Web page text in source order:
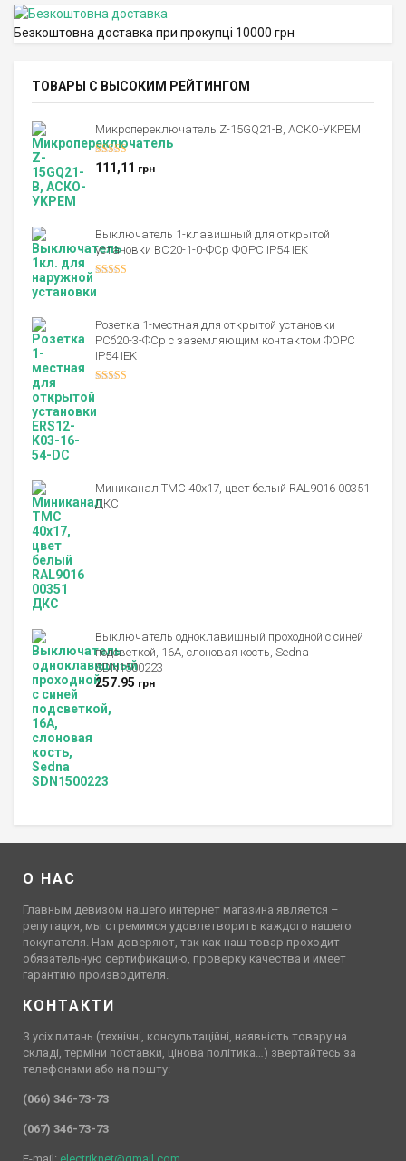
Безкоштовна доставка при прокупці 10000 грн
ТОВАРЫ С ВЫСОКИМ РЕЙТИНГОМ
Микропереключатель Z-15GQ21-B, АСКО-УКРЕМ
Оценка5.00
из 5
111,11 грн
Выключатель 1-клавишный для открытой
установки ВС20-1-0-ФСр ФОРС IP54 IEK
4.00
Розетка 1-местная для открытой установки
РСб20-3-ФСр с заземляющим контактом ФОРС
IP54 IEK
Миниканал TMC 40x17, цвет белый RAL9016 00351
ДКС
Выключатель одноклавишный проходной с синей
подсветкой, 16А, слоновая кость, Sedna
SDN1500223
257.95 грн
О НАС
Главным девизом нашего интернет магазина является –
репутация, мы стремимся удовлетворить каждого нашего
покупателя. Нам доверяют, так как наш товар проходит
обязательную сертификацию, проверку качества и имеет
гарантию производителя.
КОНТАКТИ
З усіх питань (технічні, консультаційні, наявність товару на
складі, терміни поставки, цінова політика…) звертайтесь за
телефонами або на пошту:
(066) 346-73-73
(067) 346-73-73